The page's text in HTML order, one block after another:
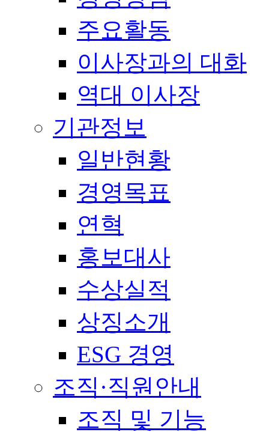
주요활동
이사장과의 대화
역대 이사장
기관정보
일반현황
경영목표
연혁
홍보대사
수상실적
상징소개
ESG 경영
조직·직원안내
조직 및 기능